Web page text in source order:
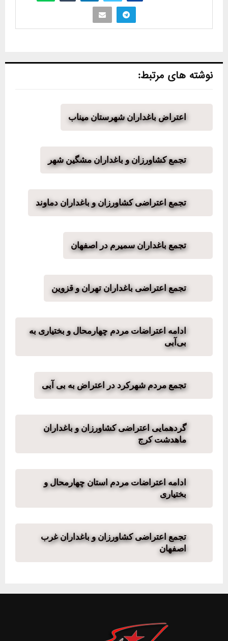
نوشته های مرتبط:
اعتراض باغداران شهرستان میناب
تجمع کشاورزان و باغداران مشگین شهر
تجمع اعتراضی کشاورزان و باغداران دماوند
تجمع باغداران سمیرم در اصفهان
تجمع اعتراضی باغداران تهران و قزوین
ادامه اعتراضات مردم چهارمحال و بختیاری به
بی‌آبی
تجمع مردم شهرکرد در اعتراض به بی آبی
گردهمایی اعتراضی کشاورزان و باغداران
ماهدشت کرج
ادامه اعتراضات مردم استان چهارمحال و
بختیاری
تجمع اعتراضی کشاورزان و باغداران غرب
اصفهان